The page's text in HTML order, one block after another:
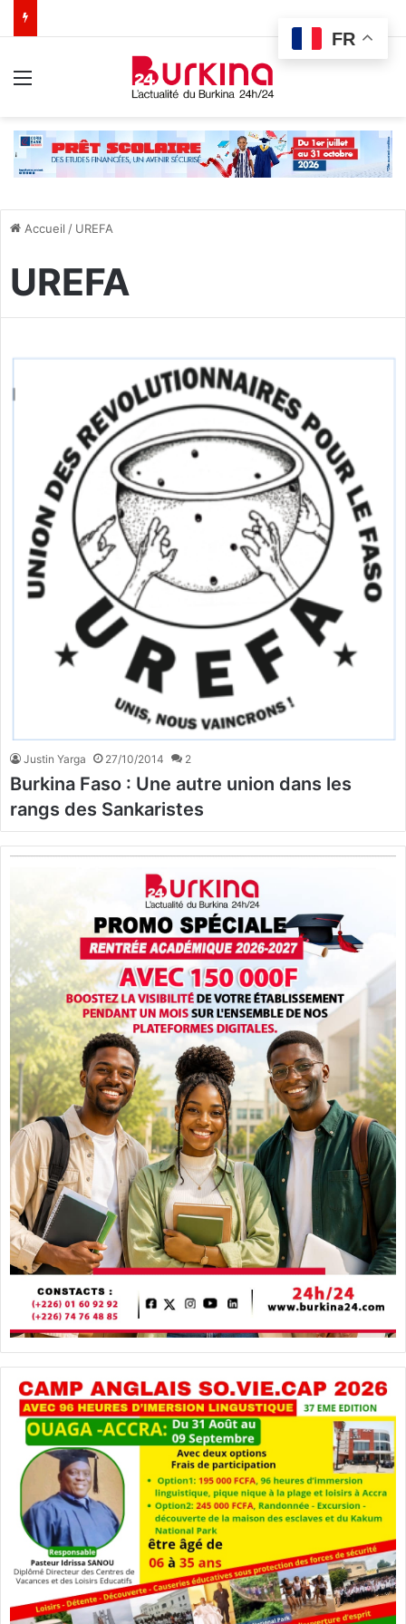
Accueil / UREFA
UREFA
Justin Yarga 27/10/2014 2
Burkina Faso : Une autre union dans les
rangs des Sankaristes
FR